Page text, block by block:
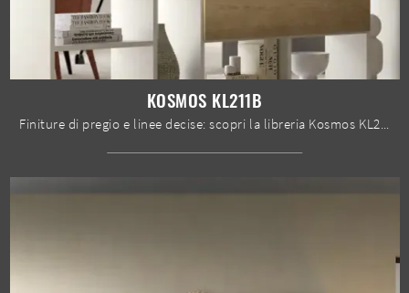
KOSMOS KL211B
Finiture di pregio e linee decise: scopri la libreria Kosmos KL211B di Moretti Compact Giorno Notte tra le più esclusive Librerie moderne divisorie.